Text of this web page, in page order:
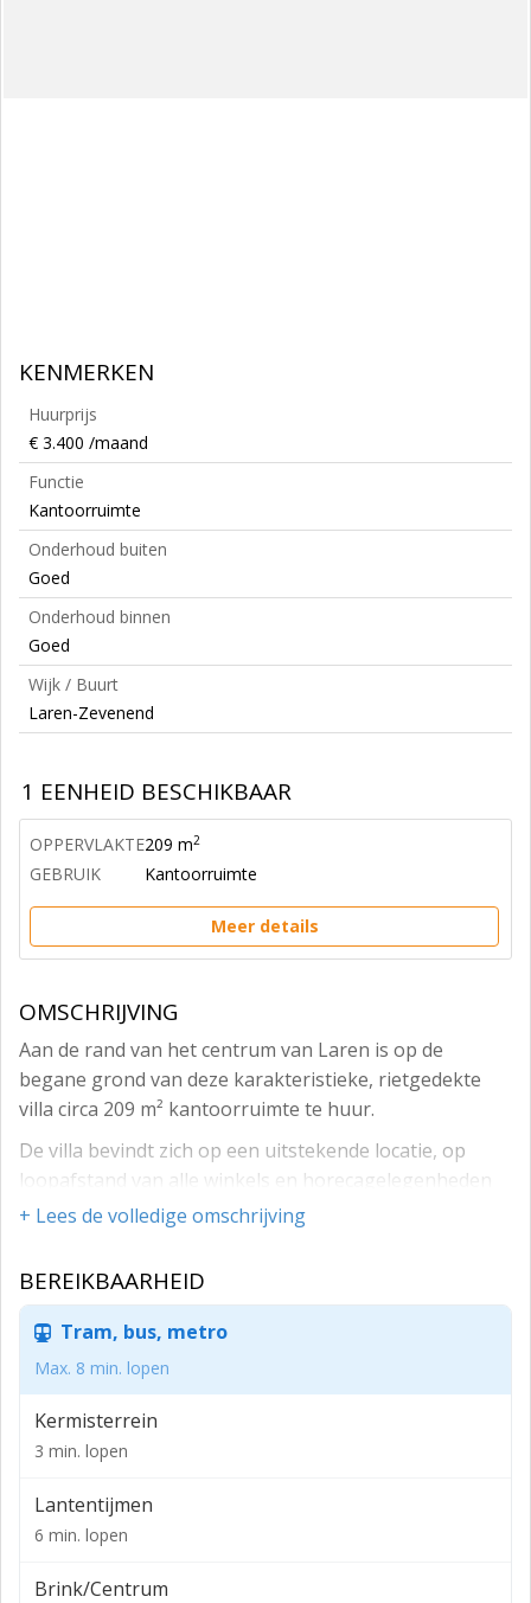
KENMERKEN
Huurprijs
€ 3.400 /maand
Functie
Kantoorruimte
Onderhoud buiten
Goed
Onderhoud binnen
Goed
Wijk / Buurt
Laren-Zevenend
1 EENHEID BESCHIKBAAR
OPPERVLAKTE209 m2
GEBRUIK Kantoorruimte
Meer details
OMSCHRIJVING
Aan de rand van het centrum van Laren is op de
begane grond van deze karakteristieke, rietgedekte
villa circa 209 m² kantoorruimte te huur.
De villa bevindt zich op een uitstekende locatie, op
loopafstand van alle winkels en horecagelegenheden
in het centrum van Laren.
lichte entree met wachtruimte. De voorvleugel bestaat
uit vijf aaneengesloten kantoorkamers van
verschillende afmetingen. De
kantoorruimte aan de achterzijde is momenteel
ingedeeld in meerdere kantoorkamers variërend in
oppervlakte, maar de indeling kan eenvoudig worden
aangepast aan de wensen van de
gebruiker. Voorts is centraal tussen de kantoren een
pantry, toiletgroep en spreekkamer gelegen.
Opleveringsniveau:
+ Lees de volledige omschrijving
BEREIKBAARHEID
Tram, bus, metro
Max. 8 min. lopen
Kermisterrein
3 min. lopen
Lantentijmen
6 min. lopen
Brink/Centrum